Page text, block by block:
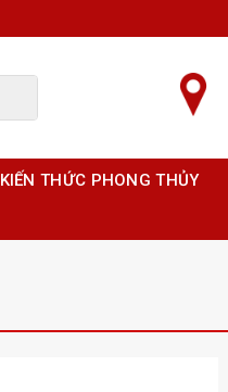
KIẾN THỨC PHONG THỦY